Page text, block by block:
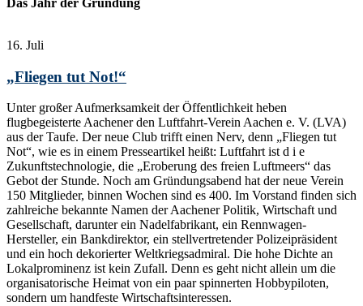
16. Juli
„Fliegen tut Not!“
Unter großer Aufmerksamkeit der Öffentlichkeit heben
flugbegeisterte Aachener den Luftfahrt-Verein Aachen e. V. (LVA)
aus der Taufe. Der neue Club trifft einen Nerv, denn „Fliegen tut
Not“, wie es in einem Presseartikel heißt: Luftfahrt ist d i e
Zukunftstechnologie, die „Eroberung des freien Luftmeers“ das
Gebot der Stunde. Noch am Gründungsabend hat der neue Verein
150 Mitglieder, binnen Wochen sind es 400. Im Vorstand finden sich
zahlreiche bekannte Namen der Aachener Politik, Wirtschaft und
Gesellschaft, darunter ein Nadelfabrikant, ein Rennwagen-
Hersteller, ein Bankdirektor, ein stellvertretender Polizeipräsident
und ein hoch dekorierter Weltkriegsadmiral. Die hohe Dichte an
Lokalprominenz ist kein Zufall. Denn es geht nicht allein um die
organisatorische Heimat von ein paar spinnerten Hobbypiloten,
sondern um handfeste Wirtschaftsinteressen.